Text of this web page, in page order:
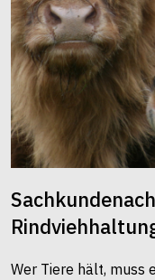
Wer Tiere hält, muss